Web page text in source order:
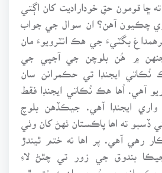
ڇا قومون حقِ خوداراديت کان اڳتي
چڪيون آهن؟ ان سوال جي جواب
بگٽيءَ جي هڪ انٽرويوءَ مان
۾ هُن بلوچن جي آجپي جي
ايجنڊا تي حڪمرانن سان
آهي. اُها هڪ نُڪاتي ايجنڊا فقط
واري ايجنڊا آهي. جيڪڏهن بلوچ
ڏسبو ته اھا پاڪستان ٺهڻ کان وٺي
رهي آهي. پر اها نه ختم ٿيندڙ
بندوق جي زور تي چٿڻ لاءِ
جي حُربن سان به ختم ٿي